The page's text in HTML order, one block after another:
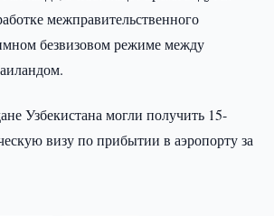
межправительственного
безвизовом режиме между
Узбекистана могли получить 15-
визу по прибытии в аэропорту за